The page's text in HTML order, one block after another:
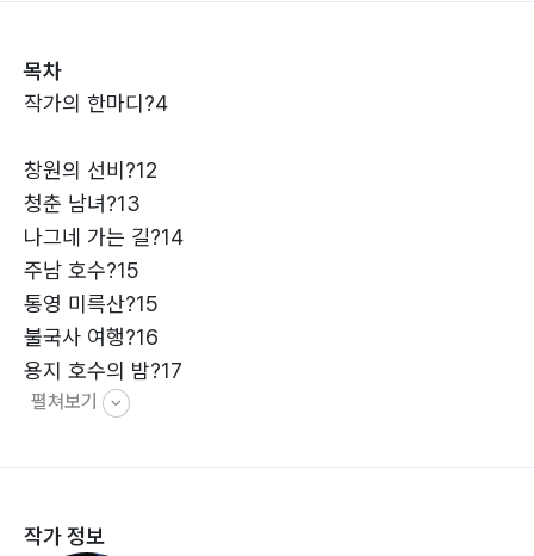
한 번도 제대로 읽히지도 못하고 실증이 나는 시가 수두룩
한 게 현실이다.
시인이라면 아름다운 시를 쓰고 알려서 세상을 풍요롭게
하여야 할 것이다.
이 세상이 삭막하여도 우리 문인들이 세상을 선도하고 앞
장서서 조금이라도 삶이 윤택하게 해야 할 책임이 있다.
풍류선생 2집은 100년 만에 한 번 나올까 말까하는 귀한
책이며 조선이 망하고 풍류도 사라져 버렸는데,
목차
작가의 한마디?4
창원의 선비?12
청춘 남녀?13
나그네 가는 길?14
주남 호수?15
통영 미륵산?15
불국사 여행?16
용지 호수의 밤?17
목포 유달산?18
영덕 블루로드 길?22
펼쳐보기
작가 정보